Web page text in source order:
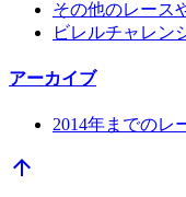
その他のレース
ビレルチャレン
アーカイブ
2014年までのレ
arrow_upward